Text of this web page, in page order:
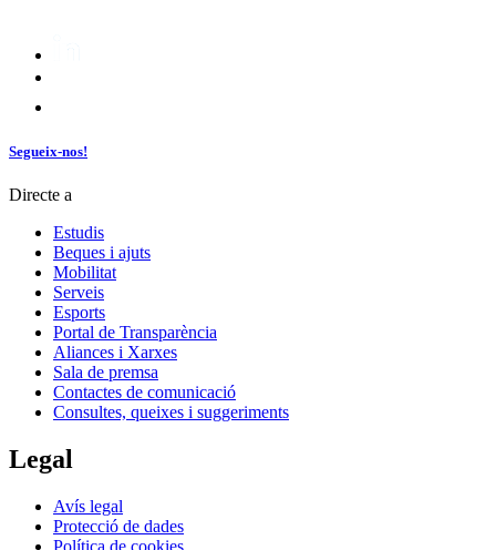
Segueix-nos!
Directe a
Estudis
Beques i ajuts
Mobilitat
Serveis
Esports
Portal de Transparència
Aliances i Xarxes
Sala de premsa
Contactes de comunicació
Consultes, queixes i suggeriments
Legal
Avís legal
Protecció de dades
Política de cookies